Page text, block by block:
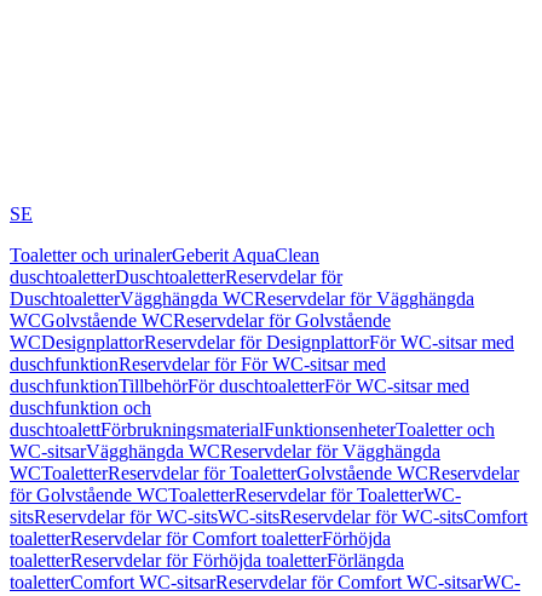
SE
Toaletter och urinalerGeberit AquaClean
duschtoaletterDuschtoaletterReservdelar för
DuschtoaletterVägghängda WCReservdelar för Vägghängda
WCGolvstående WCReservdelar för Golvstående
WCDesignplattorReservdelar för DesignplattorFör WC-sitsar med
duschfunktionReservdelar för För WC-sitsar med
duschfunktionTillbehörFör duschtoaletterFör WC-sitsar med
duschfunktion och
duschtoalettFörbrukningsmaterialFunktionsenheterToaletter och
WC-sitsarVägghängda WCReservdelar för Vägghängda
WCToaletterReservdelar för ToaletterGolvstående WCReservdelar
för Golvstående WCToaletterReservdelar för ToaletterWC-
sitsReservdelar för WC-sitsWC-sitsReservdelar för WC-sitsComfort
toaletterReservdelar för Comfort toaletterFörhöjda
toaletterReservdelar för Förhöjda toaletterFörlängda
toaletterComfort WC-sitsarReservdelar för Comfort WC-sitsarWC-